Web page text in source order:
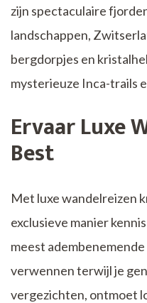
zijn spectaculaire
landschappen,
bergdorpjes en
mysterieuze Inca-trails
Ervaar Luxe
Best
Met luxe wandelreizen
exclusieve manier
meest
verwennen terwijl je
vergezichten, ontmoet